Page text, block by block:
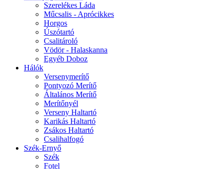
Szerelékes Láda
Műcsalis - Aprócikkes
Horgos
Úszótartó
Csalitároló
Vödör - Halaskanna
Egyéb Doboz
Hálók
Versenymerítő
Pontyozó Merítő
Általános Merítő
Merítőnyél
Verseny Haltartó
Karikás Haltartó
Zsákos Haltartó
Csalihalfogó
Szék-Ernyő
Szék
Fotel